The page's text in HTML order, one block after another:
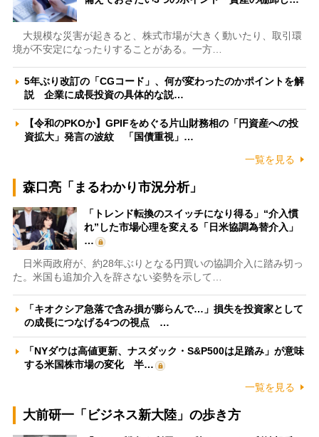
大規模な災害が起きると、株式市場が大きく動いたり、取引環
境が不安定になったりすることがある。一方…
5年ぶり改訂の「CGコード」、何が変わったのかポイントを解
説 企業に成長投資の具体的な説…
【令和のPKOか】GPIFをめぐる片山財務相の「円資産への投
資拡大」発言の波紋 「国債重視」…
一覧を見る
森口亮「まるわかり市況分析」
「トレンド転換のスイッチになり得る」“介入慣
れ”した市場心理を変える「日米協調為替介入」
…
日米両政府が、約28年ぶりとなる円買いの協調介入に踏み切っ
た。米国も追加介入を辞さない姿勢を示して…
「キオクシア急落で含み損が膨らんで…」損失を投資家として
の成長につなげる4つの視点 …
「NYダウは高値更新、ナスダック・S&P500は足踏み」が意味
する米国株市場の変化 半…
一覧を見る
大前研一「ビジネス新大陸」の歩き方